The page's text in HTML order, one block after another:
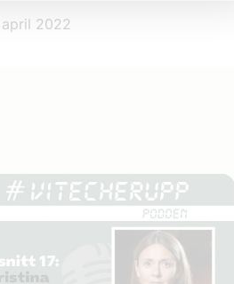
april 2022